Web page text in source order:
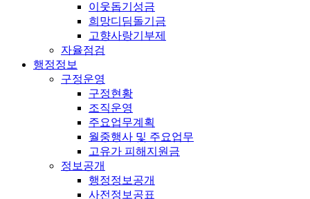
이웃돕기성금
희망디딤돌기금
고향사랑기부제
자율점검
행정정보
구정운영
구정현황
조직운영
주요업무계획
월중행사 및 주요업무
고유가 피해지원금
정보공개
행정정보공개
사전정보공표